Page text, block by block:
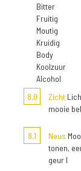
Bitter
Fruitig
Moutig
Kruidig
Body
Koolzuur
Alcohol
8,0
Zicht
mooie
8,1 Neus
tonen,
geur l